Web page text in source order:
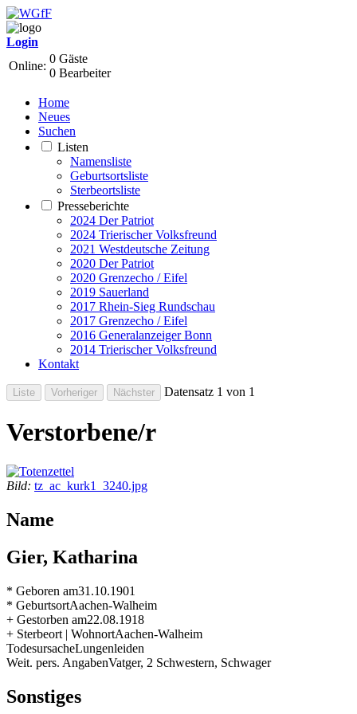
Login
Online:
0 Gäste
0 Bearbeiter
Home
Neues
Suchen
Listen
Namensliste
Geburtsortsliste
Sterbeortsliste
Presseberichte
2024 Der Patriot
2024 Trierischer Volksfreund
2021 Westdeutsche Zeitung
2020 Der Patriot
2020 Grenzecho / Eifel
2019 Sauerland
2017 Rhein-Sieg Rundschau
2017 Grenzecho / Eifel
2016 Generalanzeiger Bonn
2014 Trierischer Volksfreund
Kontakt
Datensatz 1 von 1
Verstorbene/r
Bild: tz_ac_kurk1_3240.jpg
Name
Gier, Katharina
* Geboren am31.10.1901
* GeburtsortAachen-Walheim
+ Gestorben am22.08.1918
+ Sterbeort | WohnortAachen-Walheim
TodesursacheLungenleiden
Weit. pers. AngabenVatger, 2 Schwestern, Schwager
Sonstiges